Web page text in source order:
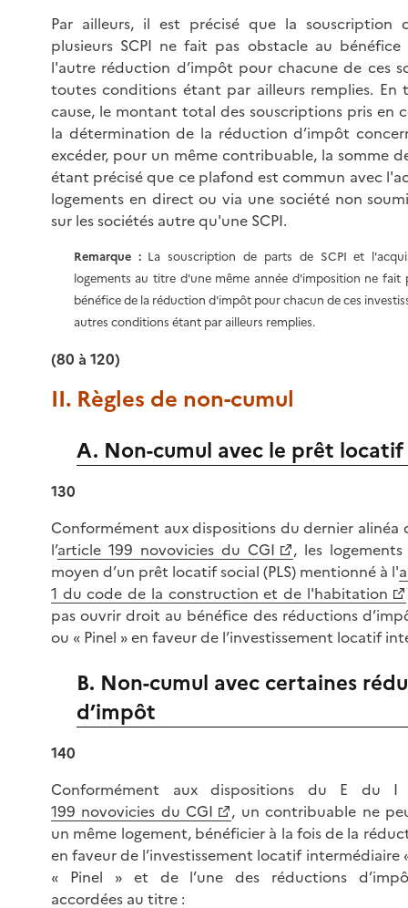
Par ailleurs, il est précisé que la souscription
plusieurs SCPI ne fait pas obstacle au
l'autre réduction d’impôt pour chacune de ces
toutes conditions étant par ailleurs remplies.
cause, le montant total des souscriptions pris en
la détermination de la réduction d’impôt
excéder, pour un même contribuable, la somme
étant précisé que ce plafond est commun avec
logements en direct ou via une société non
sur les sociétés autre qu'une SCPI.
Remarque :La souscription de parts de SCPI et
logements au titre d'une même année d'imposition ne fait
bénéfice de la réduction d'impôt pour chacun de ces
autres conditions étant par ailleurs remplies.
(80 à 120)
II. Règles de non-cumul
A. Non-cumul avec le prêt locatif
130
Conformément aux dispositions du dernier alinéa
l’article 199 novovicies du CGI
, les
moyen d’un prêt locatif social (PLS) mentionné à l'
1 du code de la construction et de l'habitation
pas ouvrir droit au bénéfice des réductions
ou « Pinel » en faveur de l’investissement locatif
B. Non-cumul avec certaines
d’impôt
140
Conformément aux dispositions du E du I
199 novovicies du CGI
, un contribuable ne
un même logement, bénéficier à la fois de la
en faveur de l’investissement locatif intermédiaire
« Pinel » et de l’une des réductions
accordées au titre :